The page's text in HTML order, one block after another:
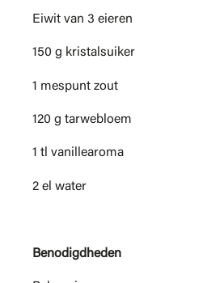
Eiwit van 3 eieren
150 g kristalsuiker
1 mespunt zout
120 g tarwebloem
1 tl vanillearoma
2 el water
Benodigdheden